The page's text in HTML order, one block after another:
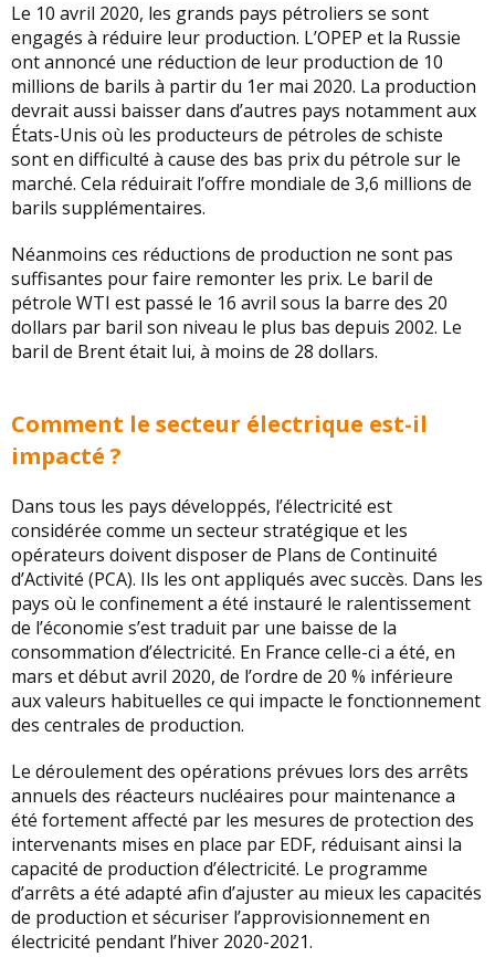
Le 10 avril 2020, les grands pays pétroliers se sont
engagés à réduire leur production. L’OPEP et la Russie
ont annoncé une réduction de leur production de 10
millions de barils à partir du 1er mai 2020. La production
devrait aussi baisser dans d’autres pays notamment aux
États-Unis où les producteurs de pétroles de schiste
sont en difficulté à cause des bas prix du pétrole sur le
marché. Cela réduirait l’offre mondiale de 3,6 millions de
barils supplémentaires.
Néanmoins ces réductions de production ne sont pas
suffisantes pour faire remonter les prix. Le baril de
pétrole WTI est passé le 16 avril sous la barre des 20
dollars par baril son niveau le plus bas depuis 2002. Le
baril de Brent était lui, à moins de 28 dollars.
Comment le secteur électrique est-il
impacté ?
Dans tous les pays développés, l’électricité est
considérée comme un secteur stratégique et les
opérateurs doivent disposer de Plans de Continuité
d’Activité (PCA). Ils les ont appliqués avec succès. Dans les
pays où le confinement a été instauré le ralentissement
de l’économie s’est traduit par une baisse de la
consommation d’électricité. En France celle-ci a été, en
mars et début avril 2020, de l’ordre de 20 % inférieure
aux valeurs habituelles ce qui impacte le fonctionnement
des centrales de production.
Le déroulement des opérations prévues lors des arrêts
annuels des réacteurs nucléaires pour maintenance a
été fortement affecté par les mesures de protection des
intervenants mises en place par EDF, réduisant ainsi la
capacité de production d’électricité. Le programme
d’arrêts a été adapté afin d’ajuster au mieux les capacités
de production et sécuriser l’approvisionnement en
électricité pendant l’hiver 2020-2021.